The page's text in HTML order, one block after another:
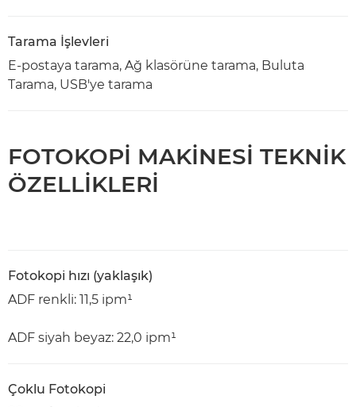
Tarama İşlevleri
E-postaya tarama, Ağ klasörüne tarama, Buluta
Tarama, USB'ye tarama
FOTOKOPİ MAKİNESİ TEKNİK
ÖZELLİKLERİ
Fotokopi hızı (yaklaşık)
ADF renkli: 11,5 ipm¹
ADF siyah beyaz: 22,0 ipm¹
Çoklu Fotokopi